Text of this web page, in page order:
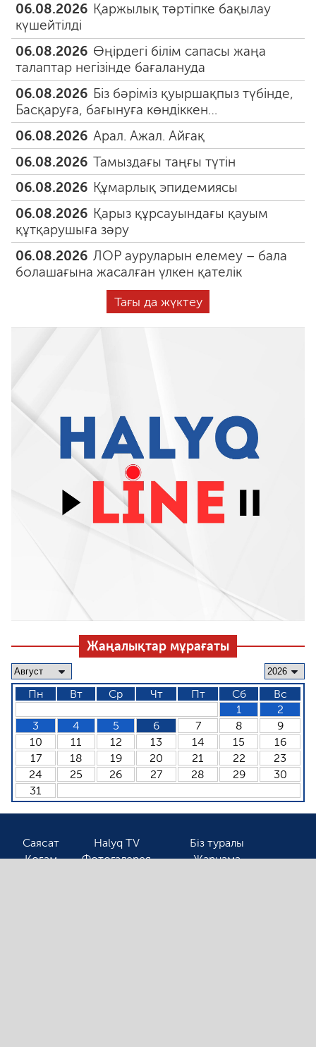
06.08.2026 Қаржылық тәртіпке бақылау
күшейтілді
06.08.2026 Өңірдегі білім сапасы жаңа
талаптар негізінде бағалануда
06.08.2026 Біз бәріміз қуыршақпыз түбінде,
Басқаруға, бағынуға көндіккен…
06.08.2026 Арал. Ажал. Айғақ
06.08.2026 Тамыздағы таңғы түтін
06.08.2026 Құмарлық эпидемиясы
06.08.2026 Қарыз құрсауындағы қауым
құтқарушыға зәру
06.08.2026 ЛОР ауруларын елемеу – бала
болашағына жасалған үлкен қателік
Тағы да жүктеу
Жаңалықтар мұрағаты
Пн Вт Ср Чт Пт Сб
Вс
1
2
3
4 5 6 7 8
9
10
11 12 13 14 15
16
17
18 19 20 21 22
23
24
25 26 27 28 29
30
31
Саясат
Қоғам
Halyq TV
Фотогалерея
Біз туралы
Жарнама